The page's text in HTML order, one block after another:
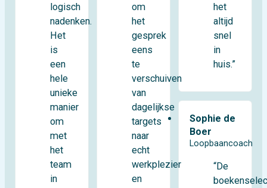
logisch
nadenken.
Het
is
een
hele
unieke
manier
om
met
het
team
in
om
het
gesprek
eens
te
verschuiven
van
dagelijkse
targets
naar
echt
werkplezier
en
het
altijd
snel
in
huis.”
Sophie de
Boer
Loopbaancoach
“De